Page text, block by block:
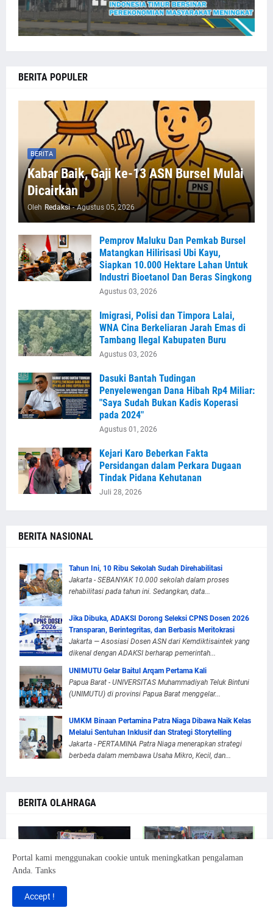
BERITA POPULER
BERITA
Kabar Baik, Gaji ke-13 ASN Bursel Mulai
Dicairkan
Oleh Redaksi - Agustus 05, 2026
Pemprov Maluku Dan Pemkab Bursel
Matangkan Hilirisasi Ubi Kayu,
Siapkan 10.000 Hektare Lahan Untuk
Industri Bioetanol Dan Beras Singkong
Agustus 03, 2026
Imigrasi, Polisi dan Timpora Lalai,
WNA Cina Berkeliaran Jarah Emas di
Tambang Ilegal Kabupaten Buru
Agustus 03, 2026
Dasuki Bantah Tudingan
Penyelewengan Dana Hibah Rp4 Miliar:
"Saya Sudah Bukan Kadis Koperasi
pada 2024"
Agustus 01, 2026
Kejari Karo Beberkan Fakta
Persidangan dalam Perkara Dugaan
Tindak Pidana Kehutanan
Juli 28, 2026
BERITA NASIONAL
Tahun Ini, 10 Ribu Sekolah Sudah Direhabilitasi
Jakarta - SEBANYAK 10.000 sekolah dalam proses
rehabilitasi pada tahun ini. Sedangkan, data...
Jika Dibuka, ADAKSI Dorong Seleksi CPNS Dosen 2026
Transparan, Berintegritas, dan Berbasis Meritokrasi
Jakarta — Asosiasi Dosen ASN dari Kemdiktisaintek yang
dikenal dengan ADAKSI berharap pemerintah...
UNIMUTU Gelar Baitul Arqam Pertama Kali
Papua Barat - UNIVERSITAS Muhammadiyah Teluk Bintuni
(UNIMUTU) di provinsi Papua Barat menggelar...
UMKM Binaan Pertamina Patra Niaga Dibawa Naik Kelas
Melalui Sentuhan Inklusif dan Strategi Storytelling
Jakarta - PERTAMINA Patra Niaga menerapkan strategi
berbeda dalam membawa Usaha Mikro, Kecil, dan...
BERITA OLAHRAGA
AMGPM Daerah Bursel
Portal kami menggunakan cookie untuk meningkatkan pengalaman
Anda. Tanks
Accept !